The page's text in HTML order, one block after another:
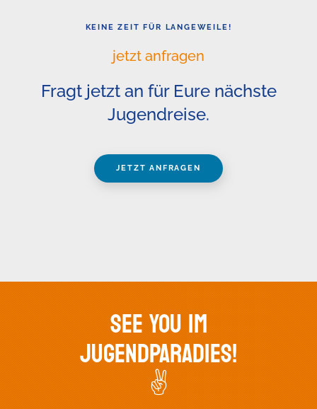
KEINE ZEIT FÜR LANGEWEILE!
jetzt anfragen
Fragt jetzt an für Eure nächste
Jugendreise.
JETZT ANFRAGEN
SEE YOU IM
JUGENDPARADIES!
✌️